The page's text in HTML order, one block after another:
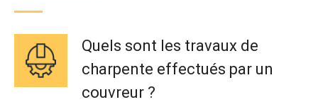
Quels sont les travaux de
charpente effectués par un
couvreur ?